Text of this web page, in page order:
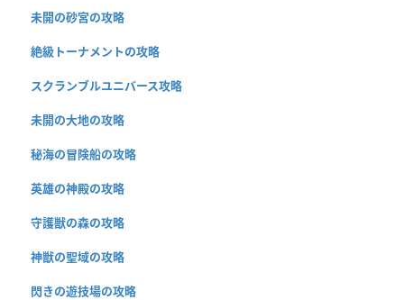
未開の砂宮の攻略
絶級トーナメントの攻略
スクランブルユニバース攻略
未開の大地の攻略
秘海の冒険船の攻略
英雄の神殿の攻略
守護獣の森の攻略
神獣の聖域の攻略
閃きの遊技場の攻略